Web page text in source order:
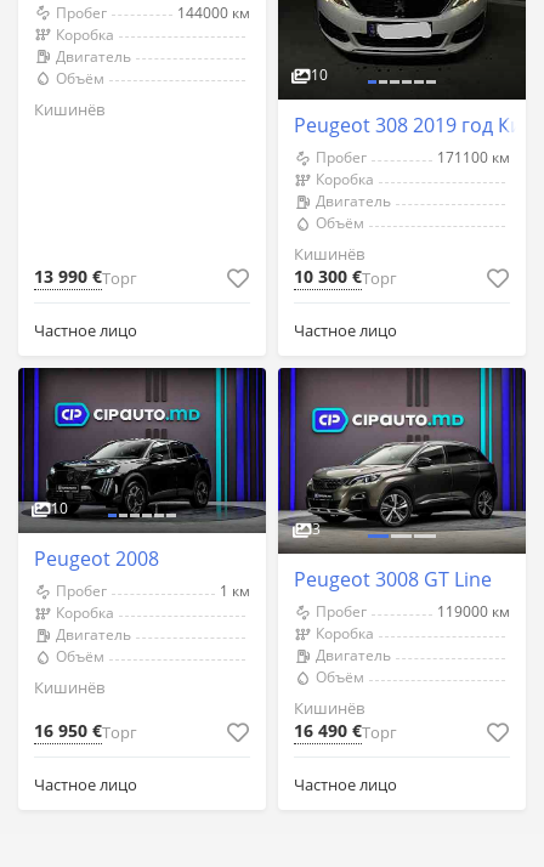
Пробег
144000 км
Коробка
Двигатель
Объём
Кишинёв
13 990 €Торг
Частное лицо
10
Peugeot 308 2019 год
Пробег
171100 км
Коробка
Двигатель
Объём
Кишинёв
10 300 €Торг
Частное лицо
10
Peugeot 2008
Пробег
1 км
Коробка
Двигатель
Объём
Кишинёв
16 950 €Торг
Частное лицо
3
Peugeot 3008 GT Line
Пробег
119000 км
Коробка
Двигатель
Объём
Кишинёв
16 490 €Торг
Частное лицо